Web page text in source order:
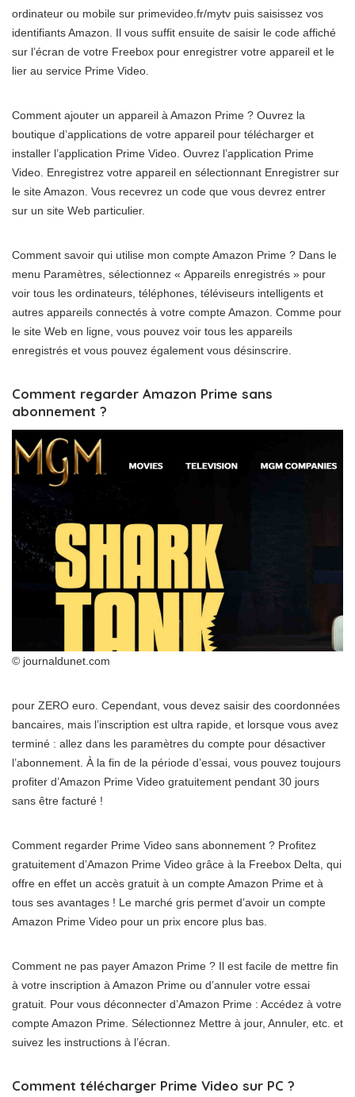
ordinateur ou mobile sur primevideo.fr/mytv puis saisissez vos
identifiants Amazon. Il vous suffit ensuite de saisir le code affiché
sur l’écran de votre Freebox pour enregistrer votre appareil et le
lier au service Prime Video.
Comment ajouter un appareil à Amazon Prime ? Ouvrez la
boutique d’applications de votre appareil pour télécharger et
installer l’application Prime Video. Ouvrez l’application Prime
Video. Enregistrez votre appareil en sélectionnant Enregistrer sur
le site Amazon. Vous recevrez un code que vous devrez entrer
sur un site Web particulier.
Comment savoir qui utilise mon compte Amazon Prime ? Dans le
menu Paramètres, sélectionnez « Appareils enregistrés » pour
voir tous les ordinateurs, téléphones, téléviseurs intelligents et
autres appareils connectés à votre compte Amazon. Comme pour
le site Web en ligne, vous pouvez voir tous les appareils
enregistrés et vous pouvez également vous désinscrire.
Comment regarder Amazon Prime sans
abonnement ?
© journaldunet.com
pour ZERO euro. Cependant, vous devez saisir des coordonnées
bancaires, mais l’inscription est ultra rapide, et lorsque vous avez
terminé : allez dans les paramètres du compte pour désactiver
l’abonnement. À la fin de la période d’essai, vous pouvez toujours
profiter d’Amazon Prime Video gratuitement pendant 30 jours
sans être facturé !
Comment regarder Prime Video sans abonnement ? Profitez
gratuitement d’Amazon Prime Video grâce à la Freebox Delta, qui
offre en effet un accès gratuit à un compte Amazon Prime et à
tous ses avantages ! Le marché gris permet d’avoir un compte
Amazon Prime Video pour un prix encore plus bas.
Comment ne pas payer Amazon Prime ? Il est facile de mettre fin
à votre inscription à Amazon Prime ou d’annuler votre essai
gratuit. Pour vous déconnecter d’Amazon Prime : Accédez à votre
compte Amazon Prime. Sélectionnez Mettre à jour, Annuler, etc. et
suivez les instructions à l’écran.
Comment télécharger Prime Video sur PC ?